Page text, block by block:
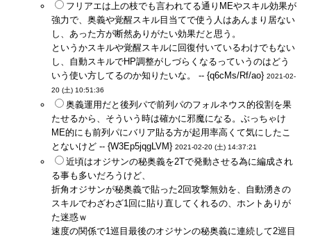
フリアエは上の枝でも言われてる通りMEやスキル効果が
強力で、奥義や覚醒スキル目当てで使う人はあんまり居ない
し、あった方が断然ありがたい効果だと思う。
というかスキルや覚醒スキルに回復付いているわけでもない
し、自動スキルでHP調整がしづらくなるっていうのはどう
いう使い方してるのか知りたいな。 -- {q6cMs/Rf/ao} 2021-02-
20 (土) 10:51:36
奥義運用だと後列パで前列パのフォルネウス的役割を果
たせるから、そういう時は確かに邪魔になる。ぶっちゃけ
ME的にも前列パにバリア貼る方が起用率高くて気にしたこ
とないけど -- {W3Ep5jqgLVM} 2021-02-20 (土) 14:37:21
近頃はオジサンの秘奥義を2Tで発動させる為に編成され
る事も多いだろうけど、
折角オジサンが秘奥義で貼った2回攻撃無効を、自動湧きの
スキルでわざわざ1回に貼り直してくれるの、ホントありが
た迷惑ｗ
速度の関係で1巡目最後のオジサンの秘奥義に連続して2巡目